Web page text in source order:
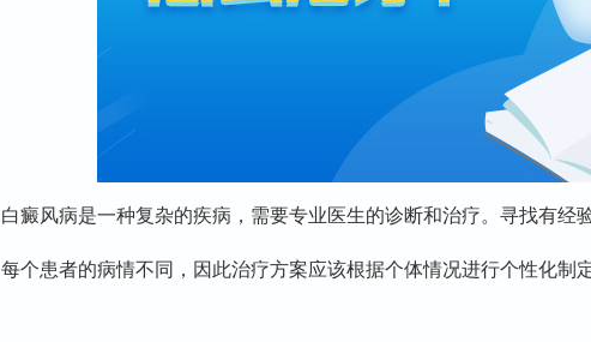
白癜风病是一种复杂的疾病，需要专业医生的诊断和治疗。寻找有经
每个患者的病情不同，因此治疗方案应该根据个体情况进行个性化